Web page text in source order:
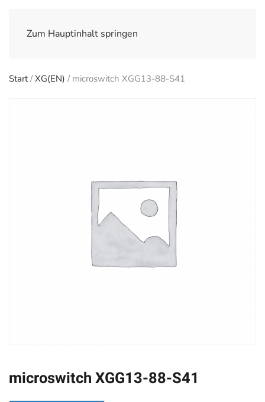
Zum Hauptinhalt springen
Start/XG(EN) / microswitch XGG13-88-S41
microswitch XGG13-88-S41